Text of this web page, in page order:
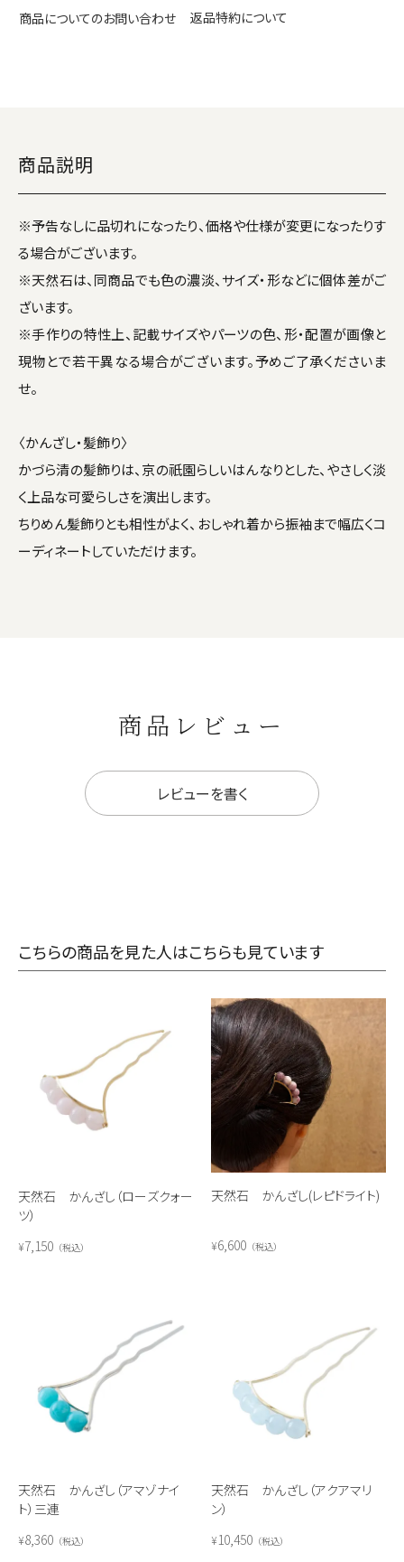
商品についてのお問い合わせ 返品特約について
商品説明
※予告なしに品切れになったり、価格や仕様が変更になったりす
る場合がございます。
※天然石は、同商品でも色の濃淡、サイズ・形などに個体差がご
ざいます。
※手作りの特性上、記載サイズやパーツの色、形・配置が画像と
現物とで若干異なる場合がございます。予めご了承くださいま
せ。
〈かんざし・髪飾り〉
かづら清の髪飾りは、京の祇園らしいはんなりとした、やさしく淡
く上品な可愛らしさを演出します。
ちりめん髪飾りとも相性がよく、おしゃれ着から振袖まで幅広くコ
ーディネートしていただけます。
商品レビュー
レビューを書く
こちらの商品を見た人はこちらも見ています
天然石 かんざし（ローズクォー
ツ）
¥7,150 税込
天然石 かんざし(レピドライト)
¥6,600 税込
天然石 かんざし（アマゾナイ
ト）三連
¥8,360 税込
天然石 かんざし（アクアマリ
ン）
¥10,450 税込